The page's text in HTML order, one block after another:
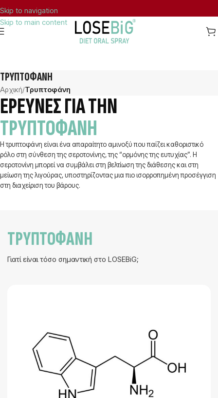
Skip to navigation
Skip to main content
ΔΩΡΕΑΝ ΜΕΤΑΦΟΡΙΚΑ ΣΤΗΝ ΕΛΛΑΔΑ ΓΙΑ ΠΑΡΑΓΓΕΛΙΕΣ ΑΝΩ ΤΩΝ 40€.
ΤΡΥΠΤΟΦΆΝΗ
Αρχική/Τρυπτοφάνη
ΕΡΕΥΝΕΣ ΓΙΑ ΤΗΝ
ΤΡΥΠΤΟΦΑΝΗ
Η τρυπτοφάνη είναι ένα απαραίτητο αμινοξύ που παίζει καθοριστικό
ρόλο στη σύνθεση της σεροτονίνης, της “ορμόνης της ευτυχίας”. Η
σεροτονίνη μπορεί να συμβάλει στη βελτίωση της διάθεσης και στη
μείωση της λιγούρας, υποστηρίζοντας μια πιο ισορροπημένη προσέγγιση
στη διαχείριση του βάρους.
ΤΡΥΠΤΟΦΆΝΗ
Γιατί είναι τόσο σημαντική στο LOSEBiG;